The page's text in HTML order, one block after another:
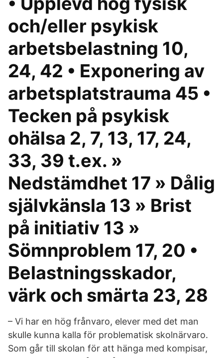
och/eller psykisk
arbetsbelastning 10,
24, 42 • Exponering av
arbetsplatstrauma 45 •
Tecken på psykisk
ohälsa 2, 7, 13, 17, 24,
33, 39 t.ex. »
Nedstämdhet 17 » Dålig
självkänsla 13 » Brist
på initiativ 13 »
Sömnproblem 17, 20 •
Belastningsskador,
värk och smärta 23, 28
– Vi har en hög frånvaro, elever med det man
skulle kunna kalla för problematisk skolnärvaro.
Som går till skolan för att hänga med kompisar,